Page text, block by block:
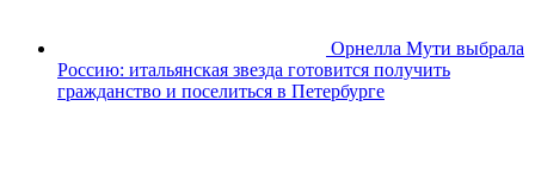
Орнелла Мути выбрала
Россию: итальянская звезда готовится получить
гражданство и поселиться в Петербурге